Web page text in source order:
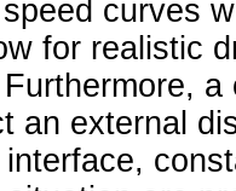
curves
for realistic
a
an external